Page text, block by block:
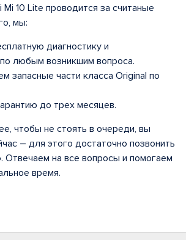
10 Lite проводится за считаные
мы:
диагностику и
любым возникшим вопроса.
запасные части класса Original по
до трех месяцев.
чтобы не стоять в очереди, вы
– для этого достаточно позвонить
Отвечаем на все вопросы и помогаем
время.